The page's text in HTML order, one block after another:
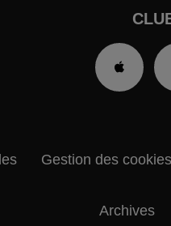
Gestion des cookies
Archives